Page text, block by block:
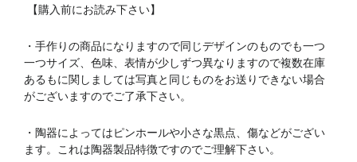
【購入前にお読み下さい】
・手作りの商品になりますので同じデザインのものでも一つ
一つサイズ、色味、表情が少しずつ異なりますので複数在庫
あるもに関しましては写真と同じものをお送りできない場合
がございますのでご了承下さい。
・陶器によってはピンホールや小さな黒点、傷などがござい
ます。これは陶器製品特徴ですのでご理解下さい。